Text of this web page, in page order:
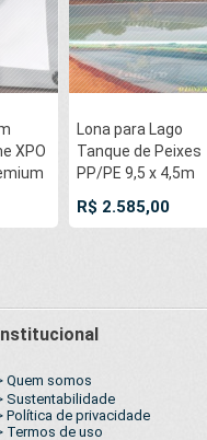
XPO
Lona para Lago
Tanque de Peixes
PP/PE 9,5 x 4,5m
Azul/Cinza
impermeável e
Água e Cisterna
R$ 2.585,00
Institucional
Quem somos
Sustentabilidade
Política de privacidade
Termos de uso